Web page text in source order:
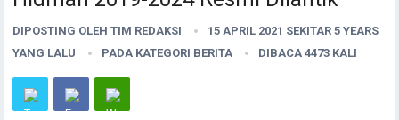
DIPOSTING OLEHTIM REDAKSI
15 APRIL 2021 SEKITAR 5 YEARS
YANG LALU
PADA KATEGORI BERITA DIBACA 4473 KALI